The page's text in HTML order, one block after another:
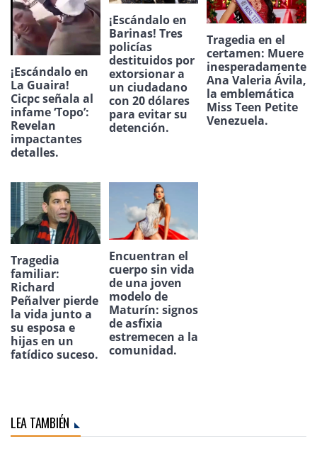
¡Escándalo en
La Guaira!
Cicpc señala al
infame ‘Topo’:
Revelan
impactantes
detalles.
¡Escándalo en
Barinas! Tres
policías
destituidos por
extorsionar a
un ciudadano
con 20 dólares
para evitar su
detención.
Tragedia en el
certamen: Muere
inesperadamente
Ana Valeria Ávila,
la emblemática
Miss Teen Petite
Venezuela.
Tragedia
familiar:
Richard
Peñalver pierde
la vida junto a
su esposa e
hijas en un
fatídico suceso.
Encuentran el
cuerpo sin vida
de una joven
modelo de
Maturín: signos
de asfixia
estremecen a la
comunidad.
LEA TAMBIÉN